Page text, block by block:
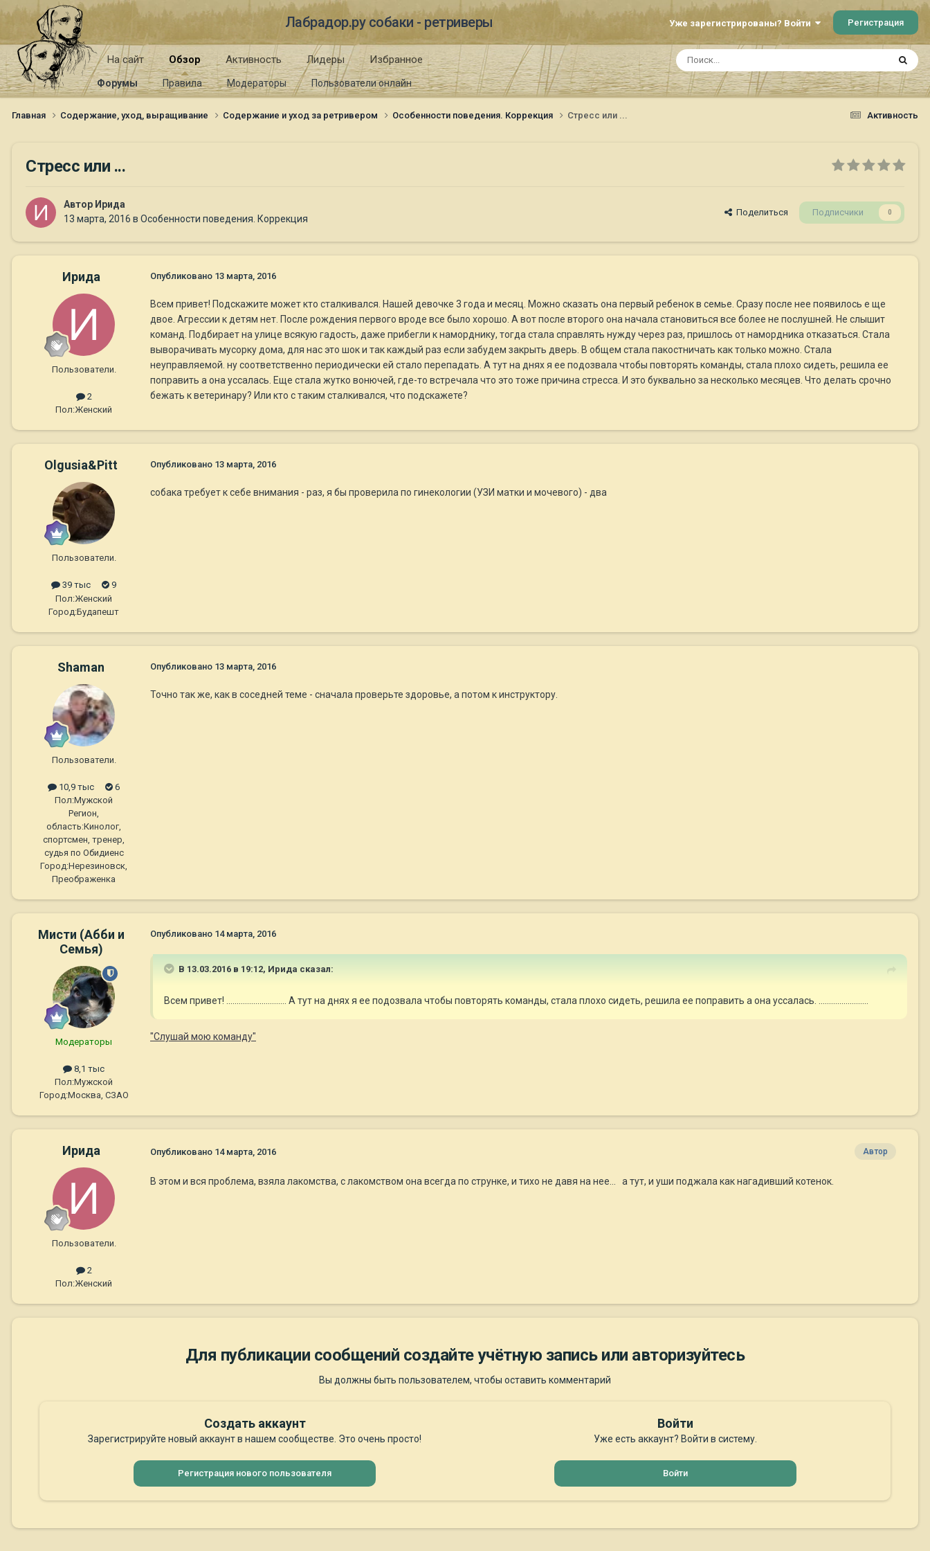
Лабрадор.ру собаки - ретриверы Уже зарегистрированы? Войти Регистрация
На сайт Обзор
Форумы Правила Модераторы Пользователи онлайн
Активность Лидеры Избранное
Активность
Главная Содержание, уход, выращивание Содержание и уход за ретривером Особенности поведения. Коррекция Стресс или ...
Стресс или ...
Автор Ирида
13 марта, 2016 в Особенности поведения. Коррекция
Поделиться Подписчики 0
Ирида
Пользователи.
2
Пол:Женский
Опубликовано 13 марта, 2016
Всем привет! Подскажите может кто сталкивался. Нашей девочке 3 года и месяц. Можно сказать она первый ребенок в семье. Сразу после нее появилось е ще
двое. Агрессии к детям нет. После рождения первого вроде все было хорошо. А вот после второго она начала становиться все более не послушней. Не слышит
команд. Подбирает на улице всякую гадость, даже прибегли к наморднику, тогда стала справлять нужду через раз, пришлось от намордника отказаться. Стала
выворачивать мусорку дома, для нас это шок и так каждый раз если забудем закрыть дверь. В общем стала пакостничать как только можно. Стала
неуправляемой. ну соответственно периодически ей стало перепадать. А тут на днях я ее подозвала чтобы повторять команды, стала плохо сидеть, решила ее
поправить а она уссалась. Еще стала жутко вонючей, где-то встречала что это тоже причина стресса. И это буквально за несколько месяцев. Что делать срочно
бежать к ветеринару? Или кто с таким сталкивался, что подскажете?
Olgusia&Pitt
Пользователи.
39 тыс
9
Пол:Женский
Город:Будапешт
Опубликовано 13 марта, 2016
собака требует к себе внимания - раз, я бы проверила по гинекологии (УЗИ матки и мочевого) - два
Shaman
Пользователи.
10,9 тыс
6
Пол:Мужской
Регион,
область:Кинолог,
спортсмен, тренер,
судья по Обидиенс
Город:Нерезиновск,
Преображенка
Опубликовано 13 марта, 2016
Точно так же, как в соседней теме - сначала проверьте здоровье, а потом к инструктору.
Мисти (Абби и
Семья)
Модераторы
8,1 тыс
Пол:Мужской
Город:Москва, СЗАО
Опубликовано 14 марта, 2016
В 13.03.2016 в 19:12, Ирида сказал:
Всем привет! ............................. А тут на днях я ее подозвала чтобы повторять команды, стала плохо сидеть, решила ее поправить а она уссалась. ........................
"Слушай мою команду"
Ирида
Пользователи.
2
Пол:Женский
Автор
Опубликовано 14 марта, 2016
В этом и вся проблема, взяла лакомства, с лакомством она всегда по струнке, и тихо не давя на нее... а тут, и уши поджала как нагадивший котенок.
Для публикации сообщений создайте учётную запись или авторизуйтесь
Вы должны быть пользователем, чтобы оставить комментарий
Создать аккаунт
Зарегистрируйте новый аккаунт в нашем сообществе. Это очень просто!
Регистрация нового пользователя
Войти
Уже есть аккаунт? Войти в систему.
Войти